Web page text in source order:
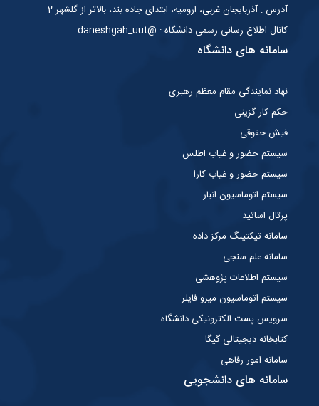
آدرس : آذربایجان غربی، ارومیه، ابتدای جاده بند، بالاتر از گلشهر 2
کانال اطلاع رسانی رسمی دانشگاه : @daneshgah_uut
سامانه های دانشگاه
نهاد نمایندگی مقام معظم رهبری
حکم کار گزینی
فیش حقوقی
سیستم حضور و غیاب اطلس
سیستم حضور و غیاب کارا
سیستم اتوماسیون انبار
پرتال اساتید
سامانه تیکتینگ مرکز داده
سامانه علم سنجی
سیستم اطلاعات پژوهشی
سیستم اتوماسیون میرو فایلر
سرویس پست الکترونیکی دانشگاه
کتابخانه دیجیتالی گیگا
سامانه امور رفاهی
سامانه های دانشجویی